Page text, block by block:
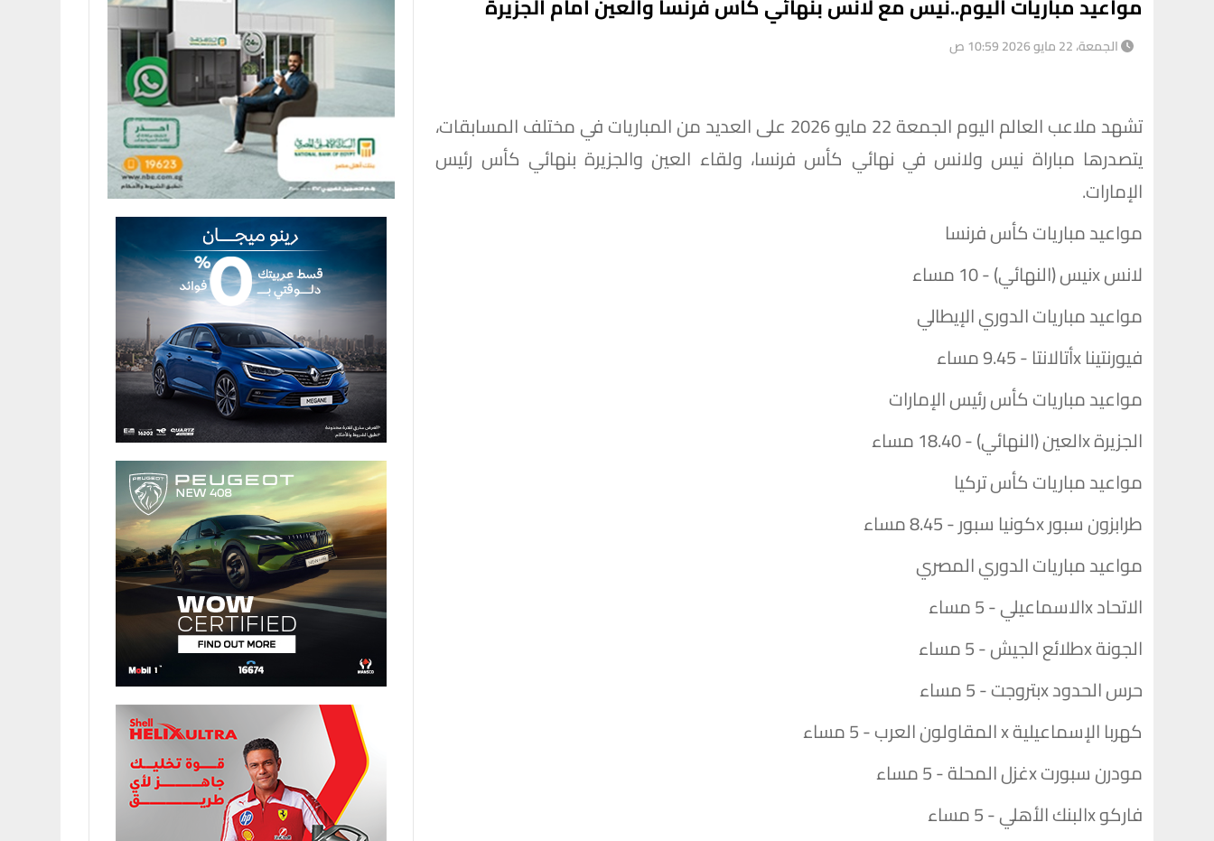
الجمعة، 22 مايو 2026 10:59 ص
تشهد ملاعب العالم اليوم الجمعة 22 مايو 2026 على العديد من المباريات في مختلف المسابقات،
يتصدرها مباراة نيس ولانس في نهائي كأس فرنسا، ولقاء العين والجزيرة بنهائي كأس رئيس
الإمارات.
مواعيد مباريات كأس فرنسا
لانس xنيس (النهائي) - 10 مساء
مواعيد مباريات الدوري الإيطالي
فيورنتينا xأتالانتا - 9.45 مساء
مواعيد مباريات كأس رئيس الإمارات
الجزيرة xالعين (النهائي) - 18.40 مساء
مواعيد مباريات كأس تركيا
طرابزون سبور xكونيا سبور - 8.45 مساء
مواعيد مباريات الدوري المصري
الاتحاد xالاسماعيلي - 5 مساء
الجونة xطلائع الجيش - 5 مساء
حرس الحدود xبتروجت - 5 مساء
كهربا الإسماعيلية x المقاولون العرب - 5 مساء
مودرن سبورت xغزل المحلة - 5 مساء
فاركو xالبنك الأهلي - 5 مساء